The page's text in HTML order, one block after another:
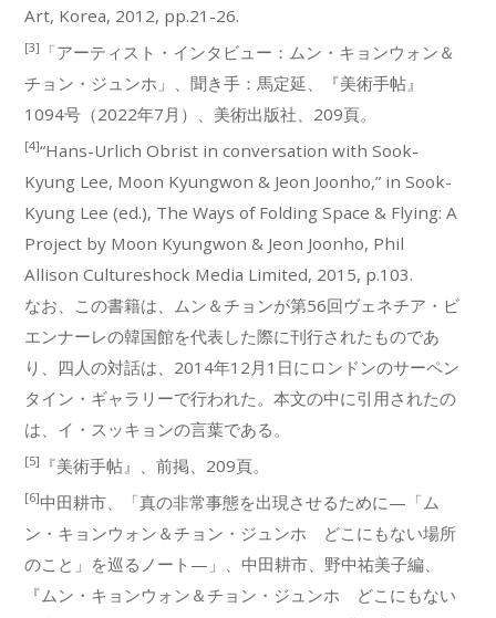
Art, Korea, 2012, pp.21-26.
[3]
「アーティスト・インタビュー：ムン・キョンウォン＆
チョン・ジュンホ」、聞き手：馬定延、『美術手帖』
1094号（2022年7月）、美術出版社、209頁。
[4]“Hans-Urlich Obrist in conversation with Sook-
Kyung Lee, Moon Kyungwon & Jeon Joonho,” in Sook-
Kyung Lee (ed.), The Ways of Folding Space & Flying: A
Project by Moon Kyungwon & Jeon Joonho, Phil
Allison Cultureshock Media Limited, 2015, p.103.
なお、この書籍は、ムン＆チョンが第56回ヴェネチア・ビ
エンナーレの韓国館を代表した際に刊行されたものであ
り、四人の対話は、2014年12月1日にロンドンのサーペン
タイン・ギャラリーで行われた。本文の中に引用されたの
は、イ・スッキョンの言葉である。
[5] 『美術手帖』、前掲、209頁。
[6]中田耕市、「真の非常事態を出現させるために—「ム
ン・キョンウォン＆チョン・ジュンホ どこにもない場所
のこと」を巡るノート—」、中田耕市、野中祐美子編、
『ムン・キョンウォン＆チョン・ジュンホ どこにもない